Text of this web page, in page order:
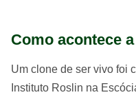
Como acontece
Um clone de ser vivo foi
Instituto Roslin na